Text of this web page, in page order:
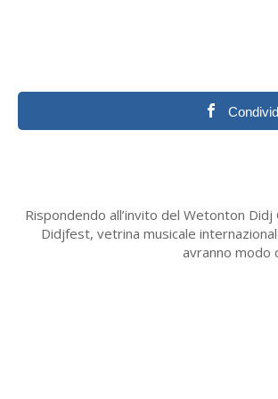
Rispondendo all’invito del Wetonton
Didjfest, vetrina musicale
avranno modo